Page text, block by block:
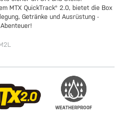
MTX QuickTrack® 2.0, bietet die Box
Getränke und Ausrüstung -